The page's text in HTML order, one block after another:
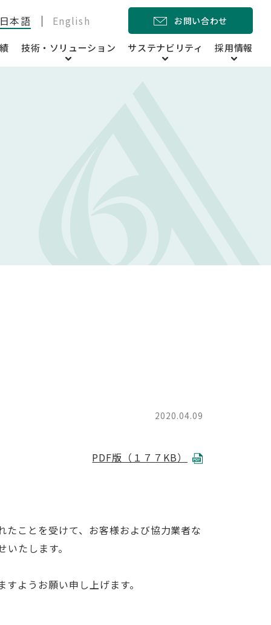
日本語 English
技術・ソリューション サステナビリティ 採用情報
お問い合わせ
2020.04.09
PDF版（１７７KB）
ことを受けて、お客様および協力業者な
たします。
ようお願い申し上げます。